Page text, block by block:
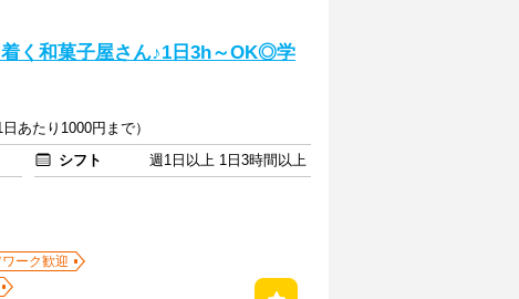
く和菓子屋さん♪1日3h～OK◎学
あたり1000円まで）
シフト
週1日以上 1日3時間以上
ーク歓迎